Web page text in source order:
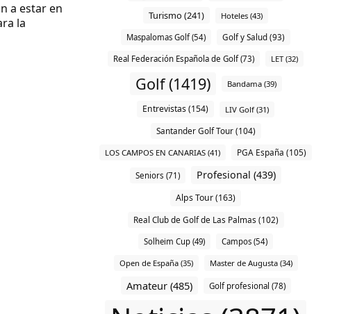
a estar en
la
Turismo (241) Hoteles (43)
Maspalomas Golf (54) Golf y Salud (93)
Real Federación Española de Golf (73) LET (32)
Golf (1419) Bandama (39)
Entrevistas (154) LIV Golf (31)
Santander Golf Tour (104)
LOS CAMPOS EN CANARIAS (41) PGA España (105)
Seniors (71) Profesional (439)
Alps Tour (163)
Real Club de Golf de Las Palmas (102)
Solheim Cup (49) Campos (54)
Open de España (35) Master de Augusta (34)
Amateur (485) Golf profesional (78)